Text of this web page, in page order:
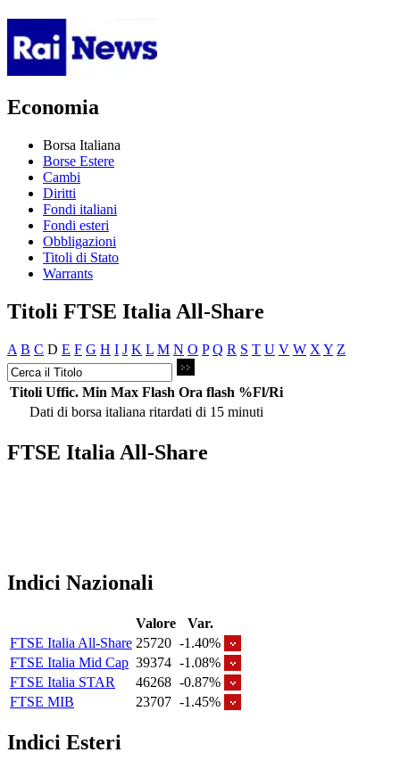
Economia
Borsa Italiana
Borse Estere
Cambi
Diritti
Fondi italiani
Fondi esteri
Obbligazioni
Titoli di Stato
Warrants
Titoli FTSE Italia All-Share
A B C D E F G H I J K L M N O P Q R S T U V W X Y Z
Titoli Uffic. Min Max Flash Ora flash %Fl/Ri
Dati di borsa italiana ritardati di 15 minuti
FTSE Italia All-Share
Indici Nazionali
Valore
Var.
FTSE Italia All-Share 25720 -1.40%
FTSE Italia Mid Cap 39374 -1.08%
FTSE Italia STAR
46268 -0.87%
FTSE MIB
23707 -1.45%
Indici Esteri